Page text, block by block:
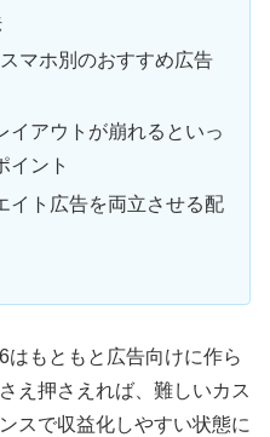
マホ別のおすすめ広告
イアウトが崩れるといっ
イント
イト広告を両立させる配
もともと広告向けに作ら
え押さえれば、難しいカス
スで収益化しやすい状態に